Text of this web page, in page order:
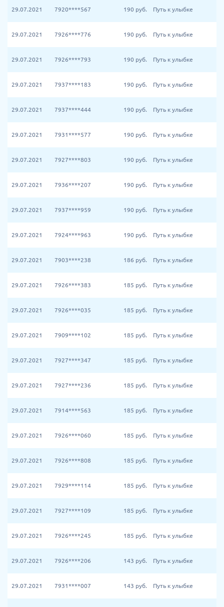
29.07.2021 7920****567 190 руб. Путь к улыбке
29.07.2021 7926****776 190 руб. Путь к улыбке
29.07.2021 7926****793 190 руб. Путь к улыбке
29.07.2021 7937****183 190 руб. Путь к улыбке
29.07.2021 7937****444 190 руб. Путь к улыбке
29.07.2021 7931****577 190 руб. Путь к улыбке
29.07.2021 7927****803 190 руб. Путь к улыбке
29.07.2021 7936****207 190 руб. Путь к улыбке
29.07.2021 7937****959 190 руб. Путь к улыбке
29.07.2021 7924****963 190 руб. Путь к улыбке
29.07.2021 7903****238 186 руб. Путь к улыбке
29.07.2021 7926****383 185 руб. Путь к улыбке
29.07.2021 7926****035 185 руб. Путь к улыбке
29.07.2021 7909****102 185 руб. Путь к улыбке
29.07.2021 7927****347 185 руб. Путь к улыбке
29.07.2021 7927****236 185 руб. Путь к улыбке
29.07.2021 7914****563 185 руб. Путь к улыбке
29.07.2021 7926****060 185 руб. Путь к улыбке
29.07.2021 7926****808 185 руб. Путь к улыбке
29.07.2021 7929****114 185 руб. Путь к улыбке
29.07.2021 7927****109 185 руб. Путь к улыбке
29.07.2021 7926****245 185 руб. Путь к улыбке
29.07.2021 7926****206 143 руб. Путь к улыбке
29.07.2021 7931****007 143 руб. Путь к улыбке